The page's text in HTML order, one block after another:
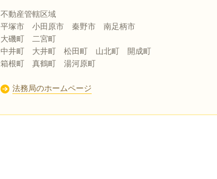
不動産管轄区域
平塚市 小田原市 秦野市 南足柄市
大磯町 二宮町
中井町 大井町 松田町 山北町 開成町
箱根町 真鶴町 湯河原町
法務局のホームページ